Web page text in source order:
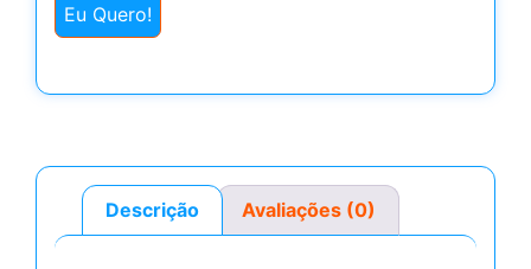
Eu Quero!
Descrição Avaliações (0)